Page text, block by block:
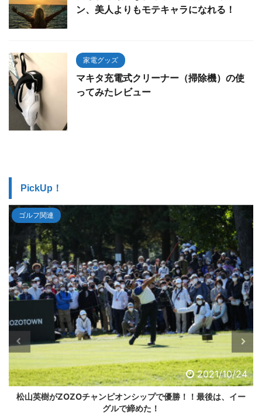
ン、美人よりもモテキャラになれる！
家電グッズ
マキタ充電式クリーナー（掃除機）の使
ってみたレビュー
PickUp！
ゴルフ関連
2021/10/24
松山英樹がZOZOチャンピオンシップで優勝！！最後は、イー
グルで締めた！